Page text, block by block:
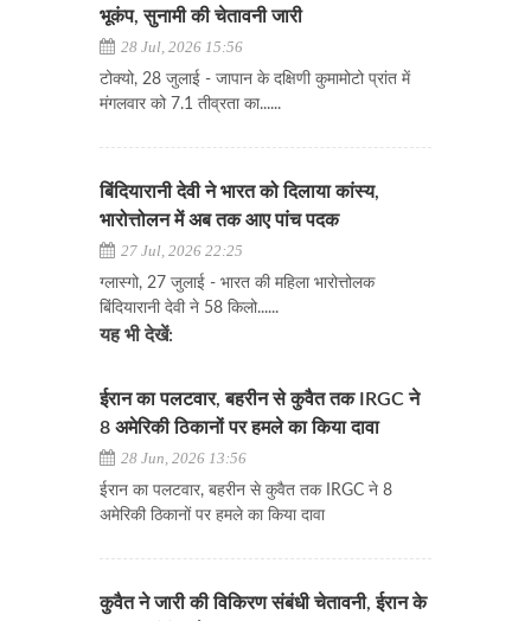
भूकंप, सुनामी की चेतावनी जारी
28 Jul, 2026 15:56
टोक्यो, 28 जुलाई - जापान के दक्षिणी कुमामोटो प्रांत में
मंगलवार को 7.1 तीव्रता का......
बिंदियारानी देवी ने भारत को दिलाया कांस्य,
भारोत्तोलन में अब तक आए पांच पदक
27 Jul, 2026 22:25
ग्लास्गो, 27 जुलाई - भारत की महिला भारोत्तोलक
बिंदियारानी देवी ने 58 किलो......
यह भी देखें:
ईरान का पलटवार, बहरीन से कुवैत तक IRGC ने
8 अमेरिकी ठिकानों पर हमले का किया दावा
28 Jun, 2026 13:56
ईरान का पलटवार, बहरीन से कुवैत तक IRGC ने 8
अमेरिकी ठिकानों पर हमले का किया दावा
कुवैत ने जारी की विकिरण संबंधी चेतावनी, ईरान के